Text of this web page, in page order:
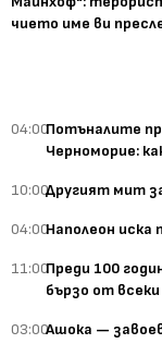
чието име ви
04:00Потъналите
Черноморие:
10:00Другият мит
04:00Наполеон
11:00Преди 100
бързо от
03:00Ашока —